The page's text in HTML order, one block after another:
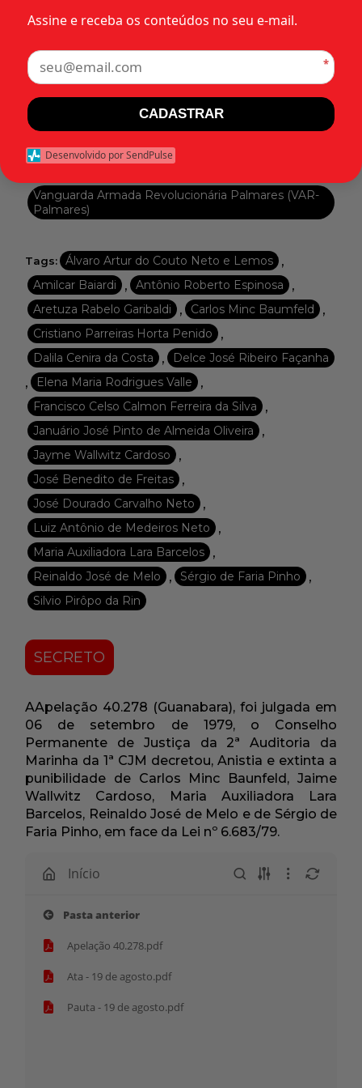
Categorias: 1975 • Agrupamento paramilitar •
Agrupamento prejudicial à segurança nacional •
Anistia • Estados
Min. Dr. Nelson Barbosa Sampaio •
Min. Ten. Brig. do Ar Honório Pinto P. M. Neto
Objeto da acusação • Organização
Vanguarda Armada Revolucionária Palmares (VAR-
Palmares)
Tags: Álvaro Artur do Couto Neto e Lemos ,
Amilcar Baiardi , Antônio Roberto Espinosa ,
Aretuza Rabelo Garibaldi , Carlos Minc Baumfeld ,
Cristiano Parreiras Horta Penido ,
Dalila Cenira da Costa , Delce José Ribeiro Façanha
, Elena Maria Rodrigues Valle ,
Francisco Celso Calmon Ferreira da Silva ,
Januário José Pinto de Almeida Oliveira ,
Jayme Wallwitz Cardoso ,
José Benedito de Freitas ,
José Dourado Carvalho Neto ,
Luiz Antônio de Medeiros Neto ,
Maria Auxiliadora Lara Barcelos ,
Reinaldo José de Melo , Sérgio de Faria Pinho ,
Silvio Pirôpo da Rin
SECRETO
AApelação 40.278 (Guanabara), foi julgada em
06 de setembro de 1979, o Conselho
Permanente de Justiça da 2ª Auditoria da
Marinha da 1ª CJM decretou, Anistia e extinta a
punibilidade de Carlos Minc Baunfeld, Jaime
Wallwitz Cardoso, Maria Auxiliadora Lara
Barcelos, Reinaldo José de Melo e de Sérgio de
Faria Pinho, em face da Lei nº 6.683/79.
Início
Pasta anterior
Apelação 40.278.pdf
Ata - 19 de agosto.pdf
Pauta - 19 de agosto.pdf
Assine e receba os conteúdos no seu e-mail.
*
CADASTRAR
Desenvolvido por SendPulse